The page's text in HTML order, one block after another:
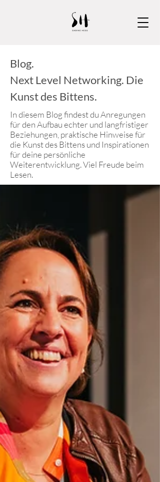
Blog.
Next Level Networking. Die
Kunst des Bittens.
In diesem Blog findest du Anregungen
für den Aufbau echter und langfristiger
Beziehungen, praktische Hinweise für
die Kunst des Bittens und Inspirationen
für deine persönliche
Weiterentwicklung. Viel Freude beim
Lesen.